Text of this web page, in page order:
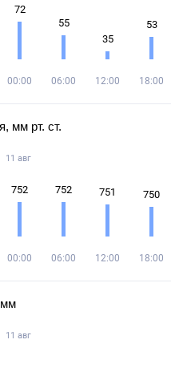
72
00:00
55
06:00
35
12:00
53
18:00
мм рт. ст.
11 авг
752
00:00
752
06:00
751
12:00
750
18:00
11 авг